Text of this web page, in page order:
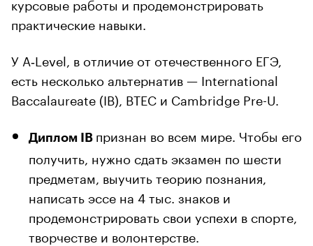
практические навыки.
У A‑Level, в отличие от отечественного ЕГЭ,
есть несколько альтернатив — International
Baccalaureate (IB), BTEC и Cambridge Pre-U.
Диплом IB признан во всем мире. Чтобы его
получить, нужно сдать экзамен по шести
предметам, выучить теорию познания,
написать эссе на 4 тыс. знаков и
продемонстрировать свои успехи в спорте,
творчестве и волонтерстве.